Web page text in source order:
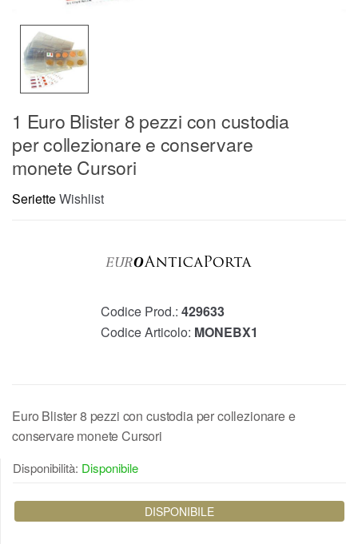
1 Euro Blister 8 pezzi con custodia
per collezionare e conservare
monete Cursori
SerietteWishlist
Codice Prod.: 429633
Codice Articolo: MONEBX1
Euro Blister 8 pezzi con custodia per collezionare e
conservare monete Cursori
Disponibilità: Disponibile
DISPONIBILE